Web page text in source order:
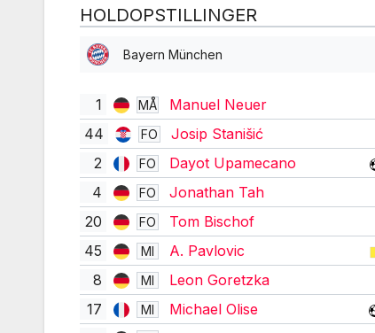
HOLDOPSTILLINGER
Bayern München
1 MÅ
Manuel Neuer
44
FO
Josip Stanišić
2
FO Dayot Upamecano
4 FO
Jonathan Tah
20
FO
Tom Bischof
45
MI A. Pavlovic
8 MI Leon Goretzka
17 MI Michael Olise